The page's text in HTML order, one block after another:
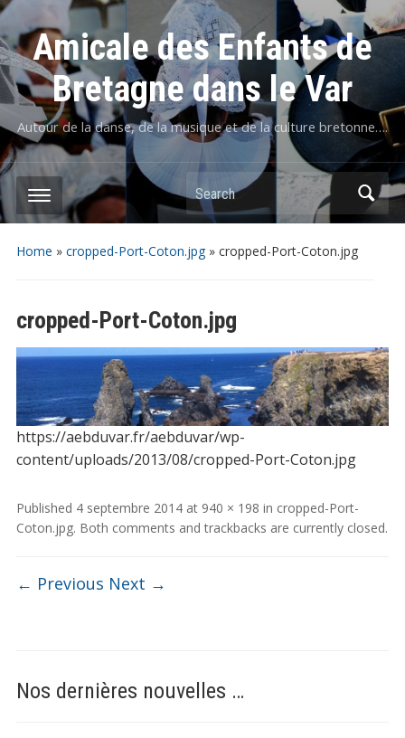
Amicale des Enfants de
Bretagne dans le Var
Autour de la danse, de la musique et de la culture bretonne….
Home » cropped-Port-Coton.jpg» cropped-Port-Coton.jpg
cropped-Port-Coton.jpg
https://aebduvar.fr/aebduvar/wp-
content/uploads/2013/08/cropped-Port-Coton.jpg
Published 4 septembre 2014at 940 × 198 in cropped-Port-
Coton.jpg. Both comments and trackbacks are currently closed.
← Previous Next →
Nos dernières nouvelles …